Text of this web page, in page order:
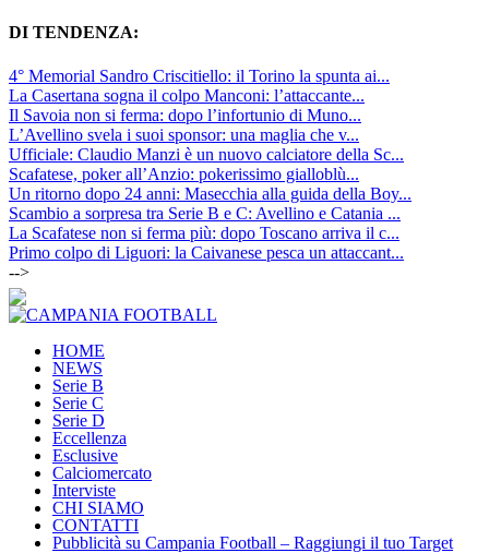
DI TENDENZA:
4° Memorial Sandro Criscitiello: il Torino la spunta ai...
La Casertana sogna il colpo Manconi: l’attaccante...
Il Savoia non si ferma: dopo l’infortunio di Muno...
L’Avellino svela i suoi sponsor: una maglia che v...
Ufficiale: Claudio Manzi è un nuovo calciatore della Sc...
Scafatese, poker all’Anzio: pokerissimo gialloblù...
Un ritorno dopo 24 anni: Masecchia alla guida della Boy...
Scambio a sorpresa tra Serie B e C: Avellino e Catania ...
La Scafatese non si ferma più: dopo Toscano arriva il c...
Primo colpo di Liguori: la Caivanese pesca un attaccant...
-->
HOME
NEWS
Serie B
Serie C
Serie D
Eccellenza
Esclusive
Calciomercato
Interviste
CHI SIAMO
CONTATTI
Pubblicità su Campania Football – Raggiungi il tuo Target